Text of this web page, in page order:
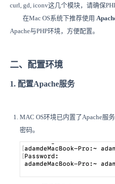
curl, gd, iconv这几个模块，请确保
在Mac OS系统下推荐使用
Apache与PHP环境，方便配置。
二、配置环境
1. 配置Apache服务
MAC OS环境已内置了Apache服
密码。